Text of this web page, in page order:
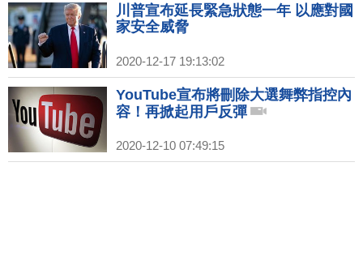
川普宣布延長緊急狀態一年 以應對國
家安全威脅
2020-12-17 19:13:02
YouTube宣布將刪除大選舞弊指控內
容！再掀起用戶反彈
2020-12-10 07:49:15